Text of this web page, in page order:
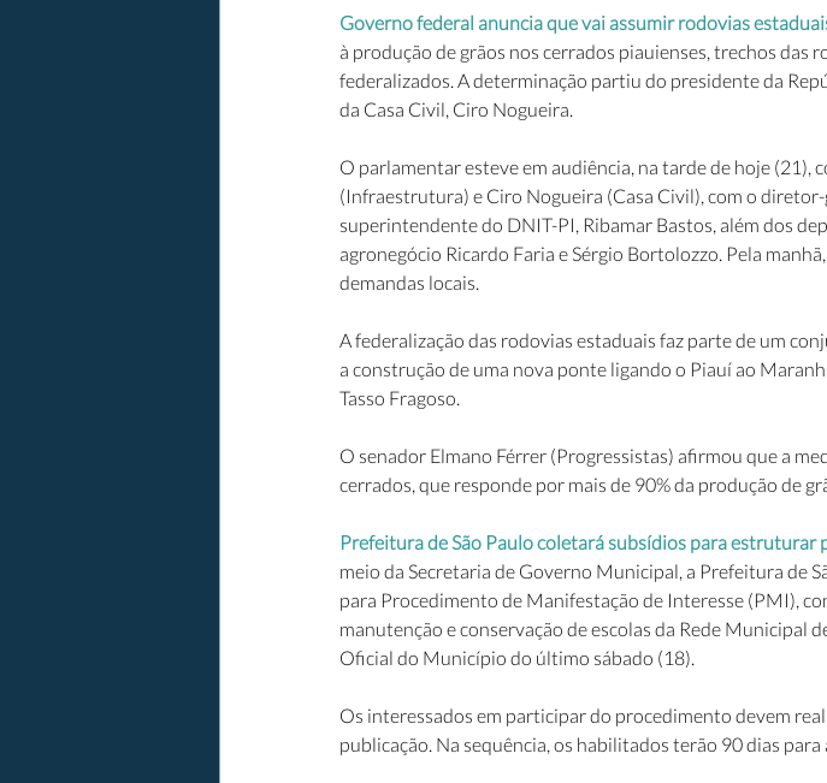
Governo federal anuncia que vai assumir rodovias
à produção de grãos nos cerrados piauienses, trechos das
federalizados. A determinação partiu do presidente da
da Casa Civil, Ciro Nogueira.
O parlamentar esteve em audiência, na tarde de hoje (21),
(Infraestrutura) e Ciro Nogueira (Casa Civil), com o
superintendente do DNIT-PI, Ribamar Bastos, além dos
agronegócio Ricardo Faria e Sérgio Bortolozzo. Pela
demandas locais.
A federalização das rodovias estaduais faz parte de um
a construção de uma nova ponte ligando o Piauí ao
Tasso Fragoso.
O senador Elmano Férrer (Progressistas) afirmou que a
cerrados, que responde por mais de 90% da produção de
Prefeitura de São Paulo coletará subsídios para estruturar
meio da Secretaria de Governo Municipal, a Prefeitura de
para Procedimento de Manifestação de Interesse (PMI),
manutenção e conservação de escolas da Rede Municipal
Oficial do Município do último sábado (18).
Os interessados em participar do procedimento devem
publicação. Na sequência, os habilitados terão 90 dias